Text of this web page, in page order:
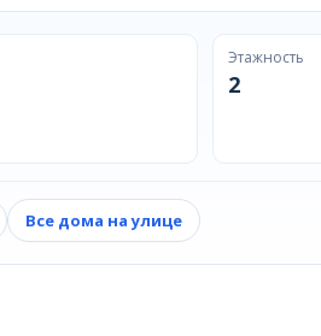
Этажность
2
Все дома на улице